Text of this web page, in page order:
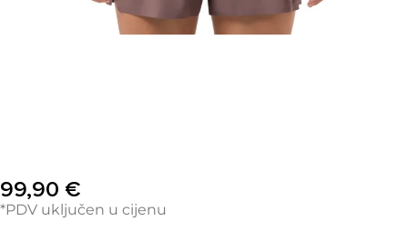
99,90 €
*PDV uključen u cijenu